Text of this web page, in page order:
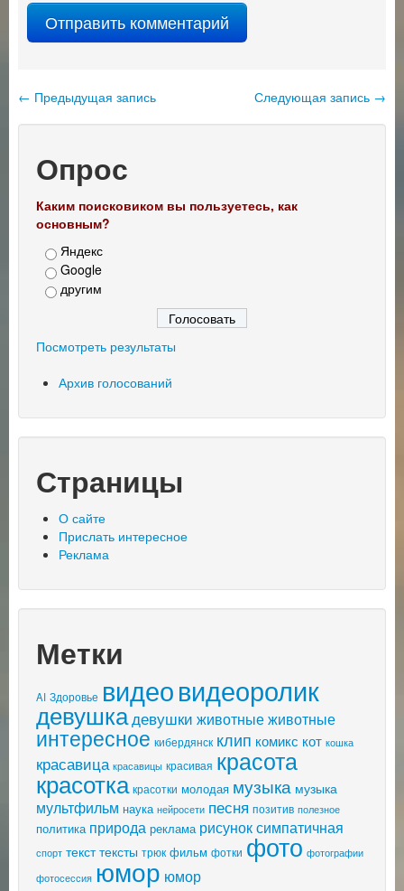
Навигация по записям
Следующая запись →
← Предыдущая запись
Опрос
Каким поисковиком вы пользуетесь, как
основным?
Яндекс
Google
другим
Посмотреть результаты
Архив голосований
Страницы
О сайте
Прислать интересное
Реклама
Метки
AI Здоровье видеовидеоролик
девушкадевушки животныеживотные
интересное кибердянск клип комикс кот кошка
красавица красавицы красивая красота
красотка красотки молодая музыка музыка
мультфильм наука нейросети песня позитив полезное
политика природа реклама рисуноксимпатичная
спорт текст тексты трюк фильм фотки фото фотографии
фотосессия юмор юмор